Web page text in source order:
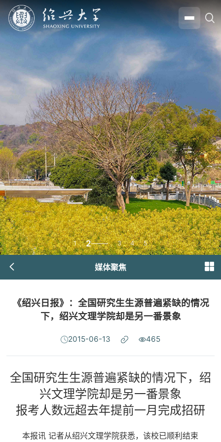
1 2 3 4 5
媒体聚焦
《绍兴日报》：全国研究生生源普遍紧缺的情况
下，绍兴文理学院却是另一番景象
2015-06-13 465
全国研究生生源普遍紧缺的情况下，绍
兴文理学院却是另一番景象
报考人数远超去年提前一月完成招研
本报讯 记者从绍兴文理学院获悉，该校已顺利结束